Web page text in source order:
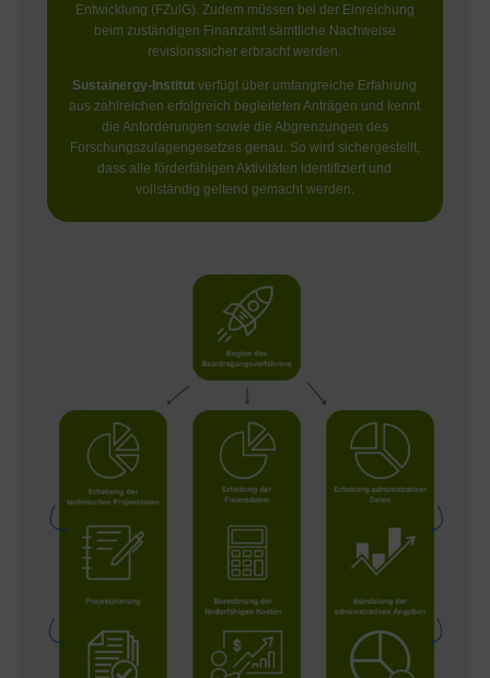
Entwicklung (FZulG). Zudem müssen bei der Einreichung
beim zuständigen Finanzamt sämtliche Nachweise
revisionssicher erbracht werden.
Sustainergy-Institut verfügt über umfangreiche Erfahrung
aus zahlreichen erfolgreich begleiteten Anträgen und kennt
die Anforderungen sowie die Abgrenzungen des
Forschungszulagengesetzes genau. So wird sichergestellt,
dass alle förderfähigen Aktivitäten identifiziert und
vollständig geltend gemacht werden.